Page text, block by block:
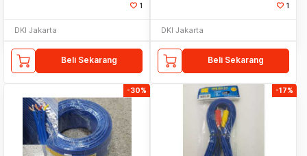
1
DKI Jakarta
Beli Sekarang
1
DKI Jakarta
Beli Sekarang
-30% -17%